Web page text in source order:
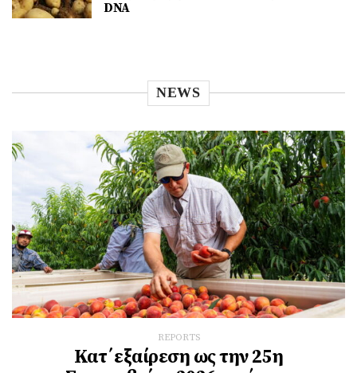
DNA
NEWS
REPORTS
Κατ΄εξαίρεση ως την 25η